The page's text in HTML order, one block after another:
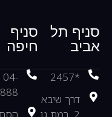
סניף
חיפה
04-
סניף תל
אביב
*2457
דרך שיבא
2, רמת גן